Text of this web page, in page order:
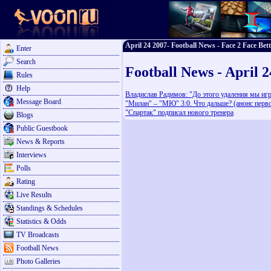
Enter
Search
Rules
Help
Message Board
Blogs
Public Guestbook
News & Reports
Interviews
Polls
Rating
Live Results
Standings & Schedules
Statistics & Odds
TV Broadcasts
Football News
Photo Galleries
April 24 2007- Football News - Face 2 Face
Football News - April
Владислав Радимов: "До этого удаления мы
"Милан" – "МЮ" 3:0. Что дальше? (анонс
"Спартак" подписал нового тренера